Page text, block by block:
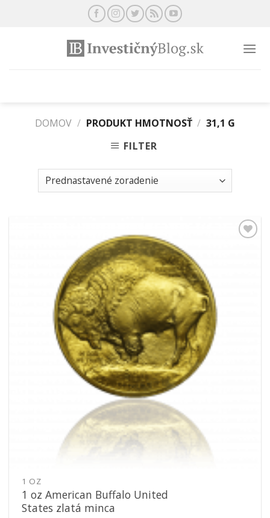
DOMOV / PRODUKT HMOTNOSŤ / 31,1 G
FILTER
1 OZ
1 oz American Buffalo United
States zlatá minca